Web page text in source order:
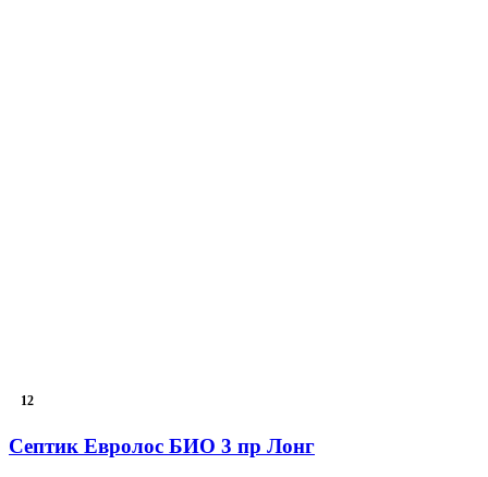
12
Септик Евролос БИО 3 пр Лонг